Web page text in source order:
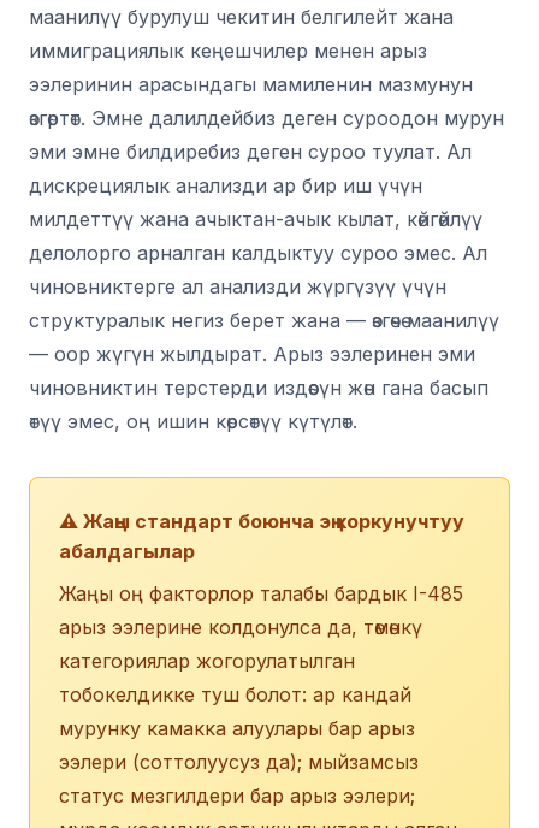
маанилүү бурулуш чекитин белгилейт жана
иммиграциялык кеңешчилер менен арыз
ээлеринин арасындагы мамиленин мазмунун
өзгөртөт. Эмне далилдейбиз деген суроодон мурун
эми эмне билдиребиз деген суроо туулат. Ал
дискрециялык анализди ар бир иш үчүн
милдеттүү жана ачыктан-ачык кылат, көйгөйлүү
делолорго арналган калдыктуу суроо эмес. Ал
чиновниктерге ал анализди жүргүзүү үчүн
структуралык негиз берет жана — өзгөчө маанилүү
— оор жүгүн жылдырат. Арыз ээлеринен эми
чиновниктин терстерди издөөсүн жөн гана басып
өтүү эмес, оң ишин көрсөтүү күтүлөт.
⚠️ Жаңы стандарт боюнча эң коркунучтуу
абалдагылар
Жаңы оң факторлор талабы бардык I-485
арыз ээлерине колдонулса да, төмөнкү
категориялар жогорулатылган
тобокелдикке туш болот: ар кандай
мурунку камакка алуулары бар арыз
ээлери (соттолуусуз да); мыйзамсыз
статус мезгилдери бар арыз ээлери;